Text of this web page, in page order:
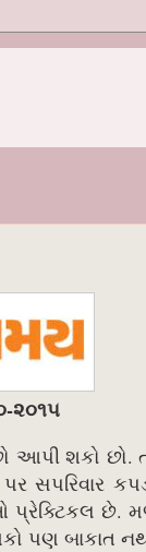
૨૦૧૫
આપી શકો છો.
કપડાં
છે.
પણ બાકાત